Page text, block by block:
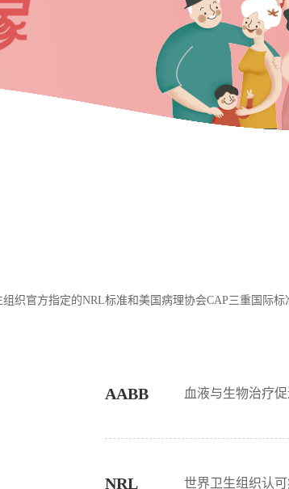
织官方指定的NRL标准和美国病理协会CAP三重国际标
AABB 血液与生物治疗
NRL 世界卫生组织认